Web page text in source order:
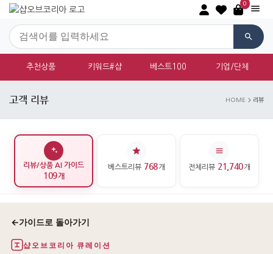
0
추천상품 키워드#샵 베스트100 기업/단체
고객 리뷰 HOME 리뷰
리뷰/상품 AI 가이드
109개
베스트리뷰 768개 전체리뷰 21,740개
←가이드로 돌아가기
샵오브코리아 큐레이션